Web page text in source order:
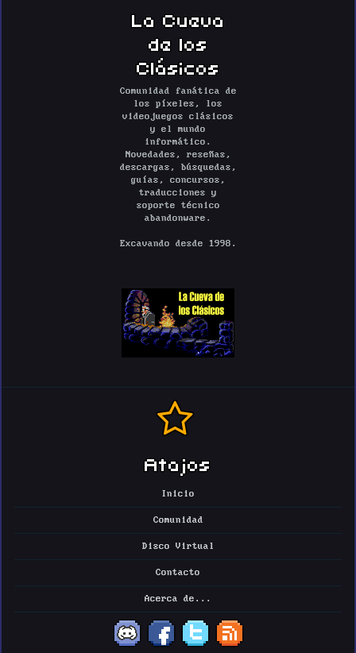
La Cueva
de los
Clásicos
Comunidad fanática de
los píxeles, los
videojuegos clásicos
y el mundo
informático.
Novedades, reseñas,
descargas, búsquedas,
guías, concursos,
traducciones y
soporte técnico
abandonware.
Excavando desde 1998.
Atajos
Inicio
Comunidad
Disco Virtual
Contacto
Acerca de...